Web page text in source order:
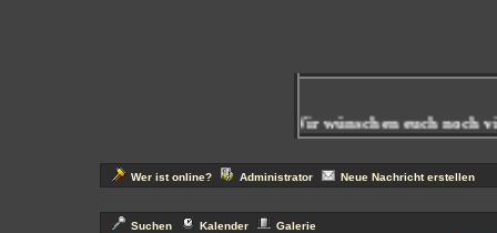
! Wir wünschen euch noch
Wer ist online? Administrator Neue Nachricht erstellen
Suchen Kalender
Galerie